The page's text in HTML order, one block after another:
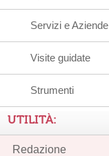
Servizi e Aziende
Visite guidate
Strumenti
UTILITÀ:
Redazione